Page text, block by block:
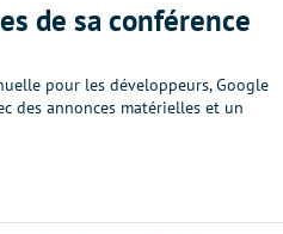
de sa conférence
pour les développeurs, Google
des annonces matérielles et un